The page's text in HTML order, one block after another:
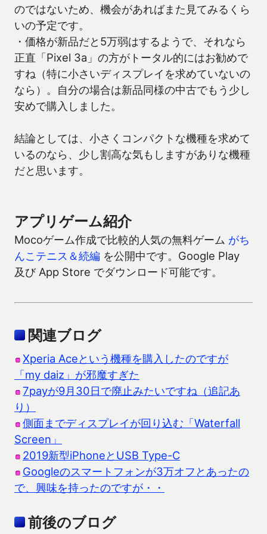
のではないため、機会があればまた見てみるくら
いの予定です。
・価格が新品だと5万弱はするようで、それなら
正直「Pixel 3a」の方がトータル的にはお勧めで
すね（特に小さいディスプレイを求めていないの
なら）。自分の場合は新品同様の中古でもう少し
安めで購入しました。
結論としては、小さくコンパクトな機種を求めて
いるのなら、少し割高な気もしますがありな機種
だと思います。
アプリゲーム紹介
Mocoゲーム作成で比較的人気の無料ゲーム がち
んこテニス＆続編 を公開中です。Google Play
及び App Store でダウンロード可能です。
関連ブログ
Xperia Aceという機種を購入したのですが
「my daiz」が邪魔すぎた
7payが9月30日で廃止みたいですね（追記あ
り）
側面までディスプレイが回り込む「Waterfall
Screen」
2019新型iPhoneとUSB Type-C
Googleのスマートフォンが3万オフとあったの
で、興味を持ったのですが・・
前後のブログ